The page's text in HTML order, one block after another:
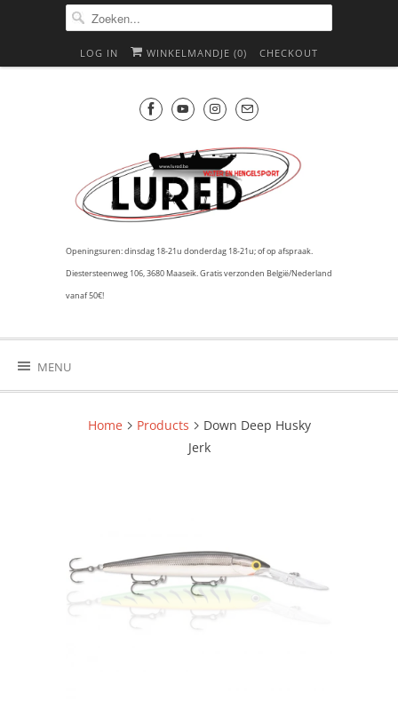
LOG IN WINKELMANDJE (0) CHECKOUT
Openingsuren: dinsdag 18-21u donderdag 18-21u; of op afspraak.
Diestersteenweg 106, 3680 Maaseik. Gratis verzonden België/Nederland
vanaf 50€!
MENU
Home Products
Down Deep Husky
Jerk